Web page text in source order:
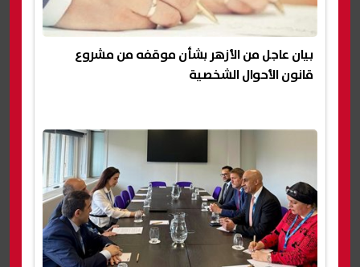
بيان عاجل من الأزهر بشأن موقفه من مشروع
قانون الأحوال الشخصية